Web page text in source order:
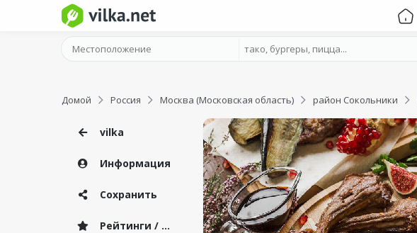
Домой Россия Москва (Московская область) район Сокольники
vilka
Информация
Сохранить
Рейтинги / Отзывы